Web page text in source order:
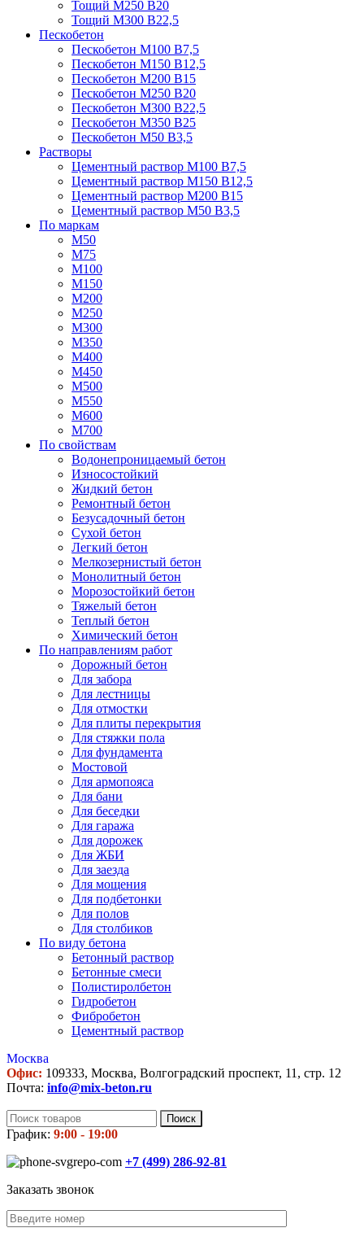
Тощий М250 В20
Тощий М300 В22,5
Пескобетон
Пескобетон М100 В7,5
Пескобетон М150 В12,5
Пескобетон М200 В15
Пескобетон М250 В20
Пескобетон М300 В22,5
Пескобетон М350 В25
Пескобетон М50 В3,5
Растворы
Цементный раствор М100 В7,5
Цементный раствор М150 В12,5
Цементный раствор М200 В15
Цементный раствор М50 В3,5
По маркам
М50
М75
М100
М150
М200
М250
М300
М350
М400
М450
М500
М550
М600
М700
По свойствам
Водонепроницаемый бетон
Износостойкий
Жидкий бетон
Ремонтный бетон
Безусадочный бетон
Сухой бетон
Легкий бетон
Мелкозернистый бетон
Монолитный бетон
Морозостойкий бетон
Тяжелый бетон
Теплый бетон
Химический бетон
По направлениям работ
Дорожный бетон
Для забора
Для лестницы
Для отмостки
Для плиты перекрытия
Для стяжки пола
Для фундамента
Мостовой
Для армопояса
Для бани
Для беседки
Для гаража
Для дорожек
Для ЖБИ
Для заезда
Для мощения
Для подбетонки
Для полов
Для столбиков
По виду бетона
Бетонный раствор
Бетонные смеси
Полистиролбетон
Гидробетон
Фибробетон
Цементный раствор
Москва
Офис: 109333, Москва, Волгоградский проспект, 11, стр. 12
Почта: info@mix-beton.ru
Поиск
График: 9:00 - 19:00
+7 (499) 286-92-81
Заказать звонок